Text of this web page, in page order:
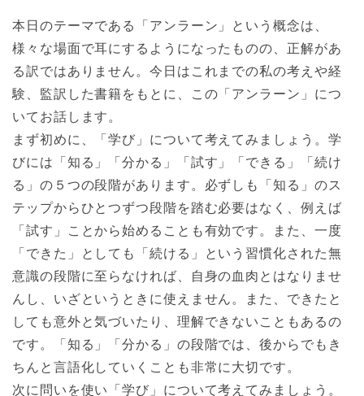
本日のテーマである「アンラーン」という概念は、
様々な場面で耳にするようになったものの、正解があ
る訳ではありません。今日はこれまでの私の考えや経
験、監訳した書籍をもとに、この「アンラーン」につ
いてお話します。
まず初めに、「学び」について考えてみましょう。学
びには「知る」「分かる」「試す」「できる」「続け
る」の５つの段階があります。必ずしも「知る」のス
テップからひとつずつ段階を踏む必要はなく、例えば
「試す」ことから始めることも有効です。また、一度
「できた」としても「続ける」という習慣化された無
意識の段階に至らなければ、自身の血肉とはなりませ
んし、いざというときに使えません。また、できたと
しても意外と気づいたり、理解できないこともあるの
です。「知る」「分かる」の段階では、後からでもき
ちんと言語化していくことも非常に大切です。
次に問いを使い「学び」について考えてみましょう。